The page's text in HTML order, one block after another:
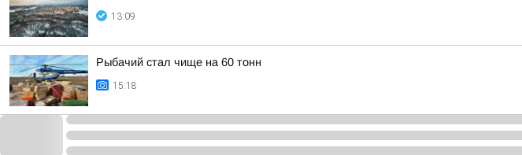
13:09
Рыбачий стал чище на 60 тонн
15:18